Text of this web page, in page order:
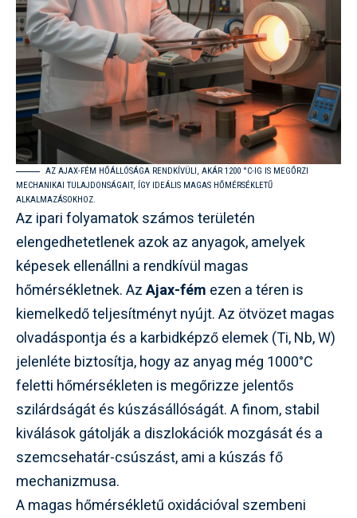
AZ AJAX-FÉM HŐÁLLÓSÁGA RENDKÍVÜLI, AKÁR 1200 °C-IG IS MEGŐRZI
MECHANIKAI TULAJDONSÁGAIT, ÍGY IDEÁLIS MAGAS HŐMÉRSÉKLETŰ
ALKALMAZÁSOKHOZ.
Az ipari folyamatok számos területén
elengedhetetlenek azok az anyagok, amelyek
képesek ellenállni a rendkívül magas
hőmérsékletnek. AzAjax-fém ezen a téren is
kiemelkedő teljesítményt nyújt. Az ötvözet magas
olvadáspontja és a karbidképző elemek (Ti, Nb, W)
jelenléte biztosítja, hogy az anyag még 1000°C
feletti hőmérsékleten is megőrizze jelentős
szilárdságát és kúszásállóságát. A finom, stabil
kiválások gátolják a diszlokációk mozgását és a
szemcsehatár-csúszást, ami a kúszás fő
mechanizmusa.
A magas hőmérsékletű oxidációval szembeni